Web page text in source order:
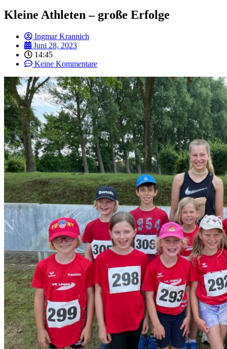
Kleine Athleten – große Erfolge
Ingmar Krannich
Juni 28, 2023
14:45
Keine Kommentare